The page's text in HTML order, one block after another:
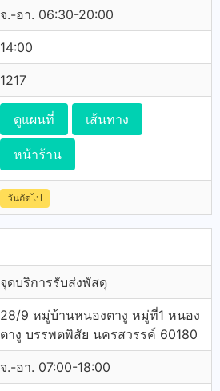
จ.-อา. 06:30-20:00
14:00
1217
ดูแผนที่ เส้นทาง
หน้าร้าน
วันถัดไป
จุดบริการรับส่งพัสดุ
28/9 หมู่บ้านหนองตางู หมู่ที่1 หนอง
ตางู บรรพตพิสัย นครสวรรค์ 60180
จ.-อา. 07:00-18:00